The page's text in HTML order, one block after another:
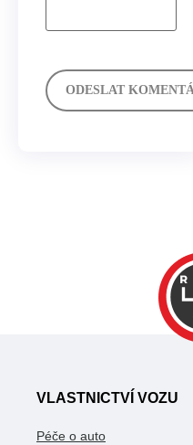
VLASTNICTVÍ VOZU
Péče o auto